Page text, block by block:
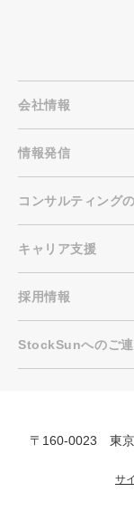
プロに無料相談をする
会社情報
情報発信
コンサルティング
キャリア支援
採用情報
StockSunへのご
〒160-0023 東京
サ